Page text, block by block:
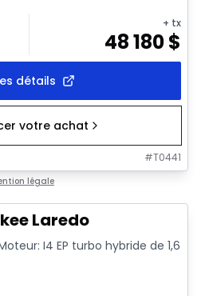
+ tx
48 180$
détails
votre achat
#T0441
légale
Laredo
I4 EP turbo hybride de 1,6